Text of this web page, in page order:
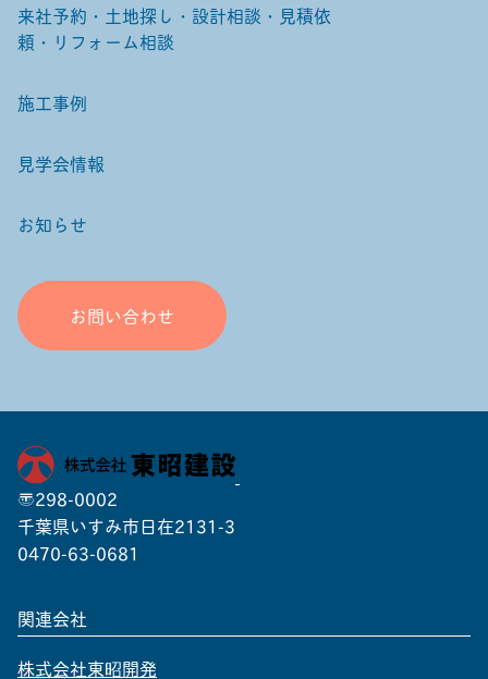
来社予約・土地探し・設計相談・見積依
頼・リフォーム相談
施工事例
見学会情報
お知らせ
お問い合わせ
〒298-0002
千葉県いすみ市日在2131-3
0470-63-0681
関連会社
株式会社東昭開発